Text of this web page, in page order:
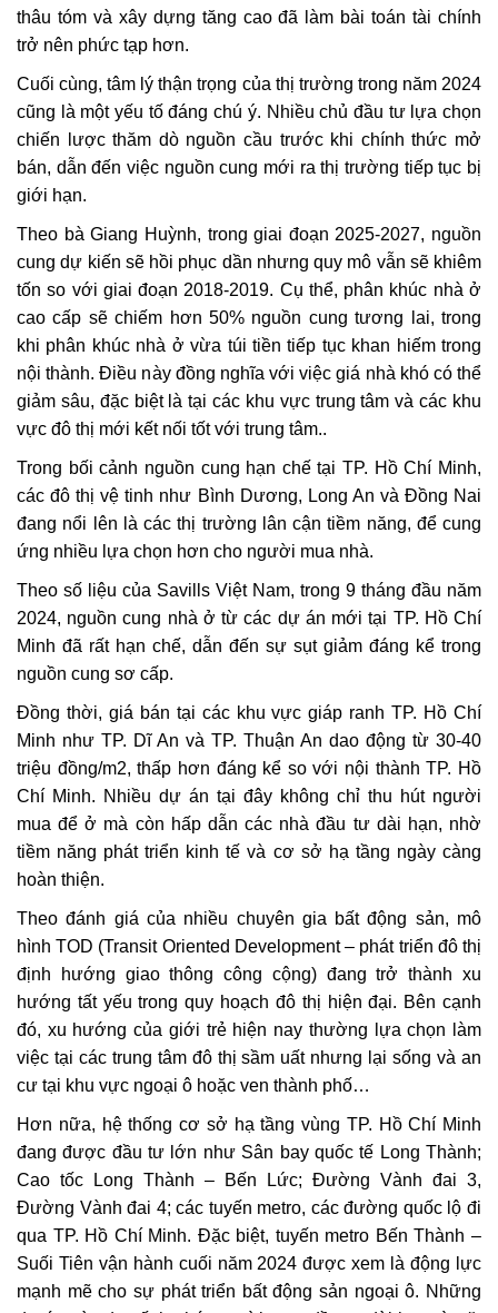
thâu tóm và xây dựng tăng cao đã làm bài toán tài chính
trở nên phức tạp hơn.
Cuối cùng, tâm lý thận trọng của thị trường trong năm 2024
cũng là một yếu tố đáng chú ý. Nhiều chủ đầu tư lựa chọn
chiến lược thăm dò nguồn cầu trước khi chính thức mở
bán, dẫn đến việc nguồn cung mới ra thị trường tiếp tục bị
giới hạn.
Theo bà Giang Huỳnh, trong giai đoạn 2025-2027, nguồn
cung dự kiến sẽ hồi phục dần nhưng quy mô vẫn sẽ khiêm
tốn so với giai đoạn 2018-2019. Cụ thể, phân khúc nhà ở
cao cấp sẽ chiếm hơn 50% nguồn cung tương lai, trong
khi phân khúc nhà ở vừa túi tiền tiếp tục khan hiếm trong
nội thành. Điều này đồng nghĩa với việc giá nhà khó có thể
giảm sâu, đặc biệt là tại các khu vực trung tâm và các khu
vực đô thị mới kết nối tốt với trung tâm..
Trong bối cảnh nguồn cung hạn chế tại TP. Hồ Chí Minh,
các đô thị vệ tinh như Bình Dương, Long An và Đồng Nai
đang nổi lên là các thị trường lân cận tiềm năng, để cung
ứng nhiều lựa chọn hơn cho người mua nhà.
Theo số liệu của Savills Việt Nam, trong 9 tháng đầu năm
2024, nguồn cung nhà ở từ các dự án mới tại TP. Hồ Chí
Minh đã rất hạn chế, dẫn đến sự sụt giảm đáng kể trong
nguồn cung sơ cấp.
Đồng thời, giá bán tại các khu vực giáp ranh TP. Hồ Chí
Minh như TP. Dĩ An và TP. Thuận An dao động từ 30-40
triệu đồng/m2, thấp hơn đáng kể so với nội thành TP. Hồ
Chí Minh. Nhiều dự án tại đây không chỉ thu hút người
mua để ở mà còn hấp dẫn các nhà đầu tư dài hạn, nhờ
tiềm năng phát triển kinh tế và cơ sở hạ tầng ngày càng
hoàn thiện.
Theo đánh giá của nhiều chuyên gia bất động sản, mô
hình TOD (Transit Oriented Development – phát triển đô thị
định hướng giao thông công cộng) đang trở thành xu
hướng tất yếu trong quy hoạch đô thị hiện đại. Bên cạnh
đó, xu hướng của giới trẻ hiện nay thường lựa chọn làm
việc tại các trung tâm đô thị sầm uất nhưng lại sống và an
cư tại khu vực ngoại ô hoặc ven thành phố…
Hơn nữa, hệ thống cơ sở hạ tầng vùng TP. Hồ Chí Minh
đang được đầu tư lớn như Sân bay quốc tế Long Thành;
Cao tốc Long Thành – Bến Lức; Đường Vành đai 3,
Đường Vành đai 4; các tuyến metro, các đường quốc lộ đi
qua TP. Hồ Chí Minh. Đặc biệt, tuyến metro Bến Thành –
Suối Tiên vận hành cuối năm 2024 được xem là động lực
mạnh mẽ cho sự phát triển bất động sản ngoại ô. Những